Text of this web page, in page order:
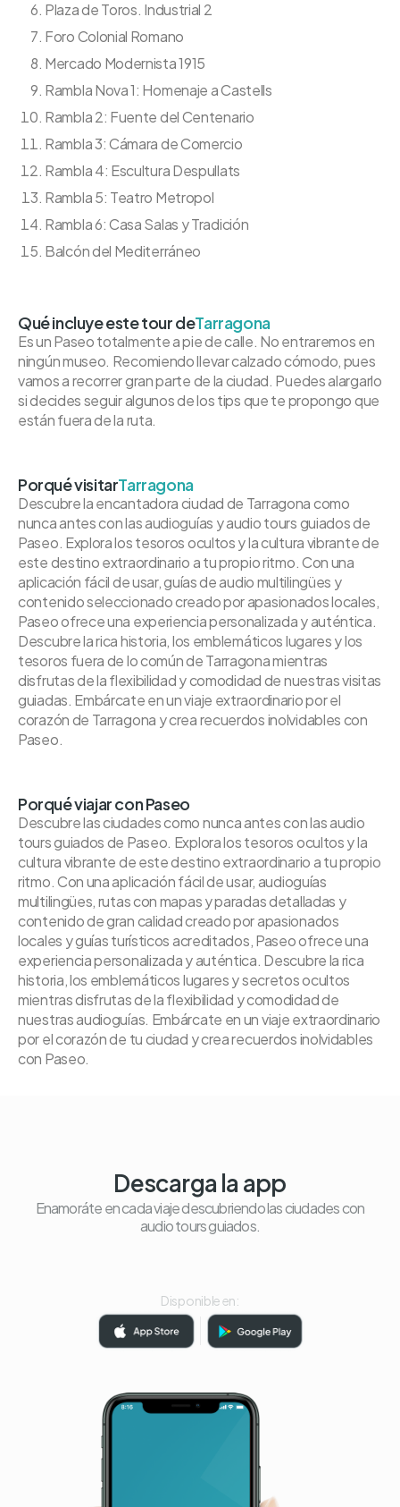
Plaza de Toros. Industrial 2
Foro Colonial Romano
Mercado Modernista 1915
Rambla Nova 1: Homenaje a Castells
Rambla 2: Fuente del Centenario
Rambla 3: Cámara de Comercio
Rambla 4: Escultura Despullats
Rambla 5: Teatro Metropol
Rambla 6: Casa Salas y Tradición
Balcón del Mediterráneo
Qué incluye este tour deTarragona
Es un Paseo totalmente a pie de calle. No entraremos en
ningún museo. Recomiendo llevar calzado cómodo, pues
vamos a recorrer gran parte de la ciudad. Puedes alargarlo
si decides seguir algunos de los tips que te propongo que
están fuera de la ruta.
Porqué visitarTarragona
Descubre la encantadora ciudad de Tarragona como
nunca antes con las audioguías y audio tours guiados de
Paseo. Explora los tesoros ocultos y la cultura vibrante de
este destino extraordinario a tu propio ritmo. Con una
aplicación fácil de usar, guías de audio multilingües y
contenido seleccionado creado por apasionados locales,
Paseo ofrece una experiencia personalizada y auténtica.
Descubre la rica historia, los emblemáticos lugares y los
tesoros fuera de lo común de Tarragona mientras
disfrutas de la flexibilidad y comodidad de nuestras visitas
guiadas. Embárcate en un viaje extraordinario por el
corazón de Tarragona y crea recuerdos inolvidables con
Paseo.
Porqué viajar con Paseo
Descubre las ciudades como nunca antes con las audio
tours guiados de Paseo. Explora los tesoros ocultos y la
cultura vibrante de este destino extraordinario a tu propio
ritmo. Con una aplicación fácil de usar, audioguías
multilingües, rutas con mapas y paradas detalladas y
contenido de gran calidad creado por apasionados
locales y guías turísticos acreditados, Paseo ofrece una
experiencia personalizada y auténtica. Descubre la rica
historia, los emblemáticos lugares y secretos ocultos
mientras disfrutas de la flexibilidad y comodidad de
nuestras audioguías. Embárcate en un viaje extraordinario
por el corazón de tu ciudad y crea recuerdos inolvidables
con Paseo.
Descarga la app
Enamoráte en cada viaje descubriendo las ciudades con
audio tours guiados.
Disponible en: